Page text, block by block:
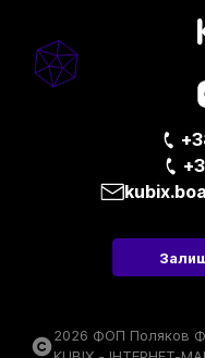
2026 ФОП Поляков